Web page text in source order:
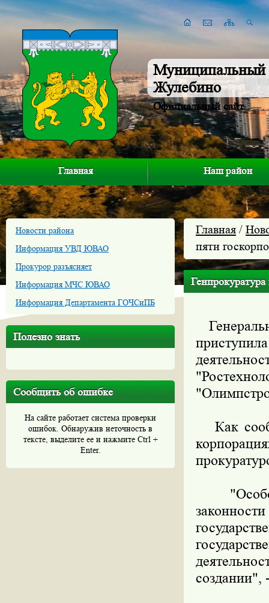
Муниципальный
Жулебино
Официальный сайт
Главная Наш район
Новости района
Информация УВД ЮВАО
Прокурор разъясняет
Информация МЧС ЮВАО
Информация Департамента ГОЧСиПБ
Полезно знать
Сообщить об ошибке
На сайте работает система проверки
ошибок. Обнаружив неточность в
тексте, выделите ее и нажмите Ctrl +
Enter.
Главная /
пяти
Как
"Особое
создании",